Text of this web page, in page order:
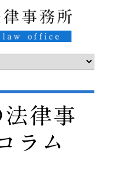
法律事
ラム